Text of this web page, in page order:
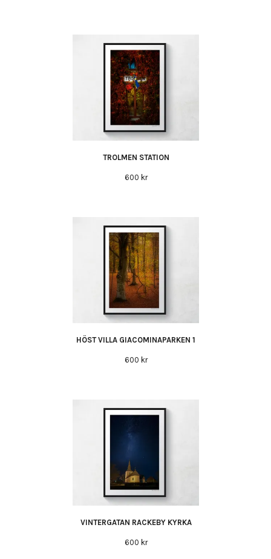
TROLMEN STATION
600 kr
HÖST VILLA GIACOMINAPARKEN 1
600 kr
VINTERGATAN RACKEBY KYRKA
600 kr